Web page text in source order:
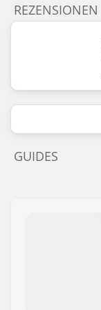
REZENSIONEN
GUIDES